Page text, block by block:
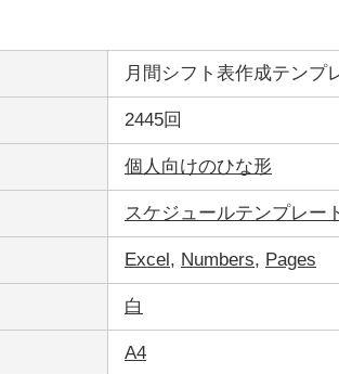
月間シフト表作成テンプ
2445回
個人向けのひな形
スケジュールテンプレー
Excel, Numbers, Pages
白
A4